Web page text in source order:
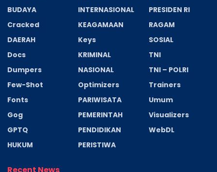
BUDAYA
Cracked
DAERAH
Docs
Dumpers
Few-Shot
Fonts
Gog
GPTQ
HUKUM
INTERNASIONAL
KEAGAMAAN
Keys
KRIMINAL
NASIONAL
Optimizers
PARIWISATA
PEMERINTAH
PENDIDIKAN
PERISTIWA
PRESIDEN RI
RAGAM
SOSIAL
TNI
TNI – POLRI
Trainers
Umum
Visualizers
WebDL
Recent News